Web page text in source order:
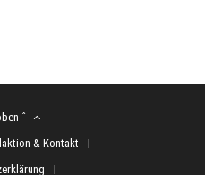
ˆ
& Kontakt